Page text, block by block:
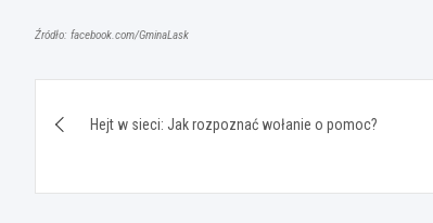
Źródło: facebook.com/GminaLask
wpisuHejt w sieci: Jak rozpoznać wołanie o pomoc?